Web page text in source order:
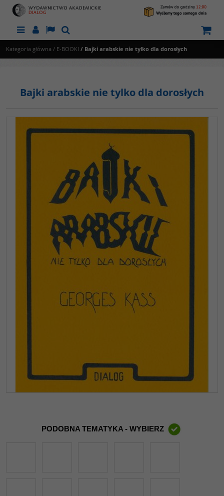
MenuPanelLangSzukaj
Kategoria główna / E-BOOKI / Bajki arabskie nie tylko dla dorosłych
Bajki arabskie nie tylko dla dorosłych
PODOBNA TEMATYKA - WYBIERZ